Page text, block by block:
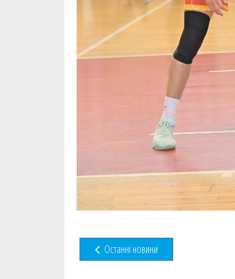
Останні новини